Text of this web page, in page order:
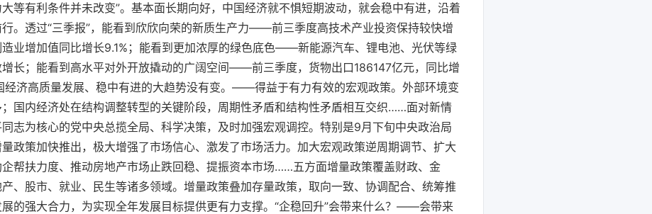
等有利条件并未改变”。基本面长期向好，中国经济就不惧短期波动，就会稳中有进，沿着
。透过“三季报”，能看到欣欣向荣的新质生产力——前三季度高技术产业投资保持较快增
业增加值同比增长9.1%；能看到更加浓厚的绿色底色——新能源汽车、锂电池、光伏等绿
长；能看到高水平对外开放撬动的广阔空间——前三季度，货物出口186147亿元，同比增
经济高质量发展、稳中有进的大趋势没有变。——得益于有力有效的宏观政策。外部环境变
国内经济处在结构调整转型的关键阶段，周期性矛盾和结构性矛盾相互交织……面对新情
志为核心的党中央总揽全局、科学决策，及时加强宏观调控。特别是9月下旬中央政治局
政策加快推出，极大增强了市场信心、激发了市场活力。加大宏观政策逆周期调节、扩大
帮扶力度、推动房地产市场止跌回稳、提振资本市场……五方面增量政策覆盖财政、金
、股市、就业、民生等诸多领域。增量政策叠加存量政策，取向一致、协调配合、统筹推
的强大合力，为实现全年发展目标提供更有力支撑。“企稳回升”会带来什么？——会带来